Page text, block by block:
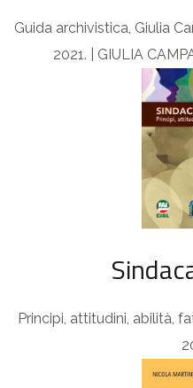
Guida archivistica, Giulia
2021. | GIULIA
Principi, attitudini, abilità,